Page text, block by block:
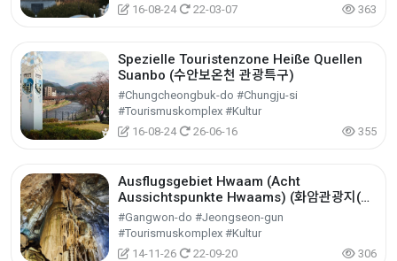
16-08-24
22-03-07 363
Spezielle Touristenzone Heiße Quellen
Suanbo (수안보온천 관광특구)
#Chungcheongbuk-do #Chungju-si
#Tourismuskomplex #Kultur
16-08-24
26-06-16 355
Ausflugsgebiet Hwaam (Acht
Aussichtspunkte Hwaams) (화암관광지(화
암8경))
#Gangwon-do #Jeongseon-gun
#Tourismuskomplex #Kultur
14-11-26
22-09-20 306